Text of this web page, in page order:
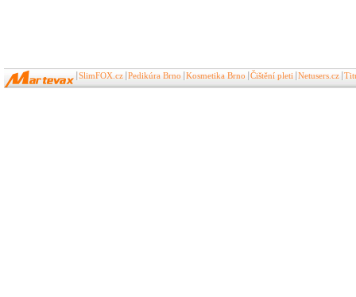
SlimFOX.cz Pedikúra Brno Kosmetika Brno Čištění pleti Netusers.cz